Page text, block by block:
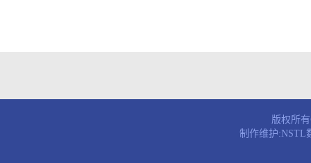
版权所
制作维护:NSTL